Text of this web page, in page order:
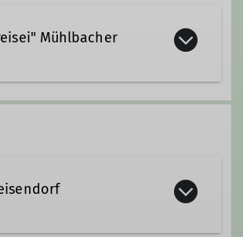
Mühlbacher
2303330